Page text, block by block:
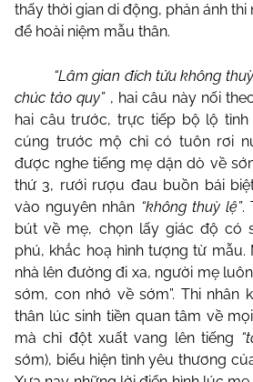
thấy thời gian di động, phản ánh thi
để hoài niệm mẫu thân.
“Lâm gian đích tửu không
chúc tảo quy” , hai câu này nối
hai câu trước, trực tiếp bộ lộ
cúng trước mộ chỉ có tuôn rơi
được nghe tiếng mẹ dặn dò về
thứ 3, rưới rượu đau buồn bái
vào nguyên nhân “không thuỳ lệ”.
bút về mẹ, chọn lấy giác độ có
phú, khắc hoạ hình tượng từ mẫu.
nhà lên đường đi xa, người mẹ
sớm, con nhớ về sớm”. Thi nhân
thân lúc sinh tiền quan tâm về
mà chỉ đột xuất vang lên tiếng
sớm), biểu hiện tình yêu thương